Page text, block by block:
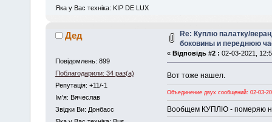
Яка у Вас техніка: KIP DE LUX
Дед
Повідомлень: 899
Поблагодарили: 34 раз(а)
Репутація: +11/-1
Iм'я: Вячеслав
Звідки Ви: Донбасс
Re: Куплю палатку/
боковины и переднюю
« Відповідь #2 : 02-03-2021,
Вот тоже нашел.
Объединение двух сообщений: 02-03-
Вообщем КУПЛЮ - померяю